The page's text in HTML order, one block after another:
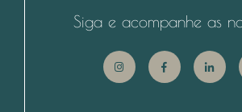
Siga e acompanhe as